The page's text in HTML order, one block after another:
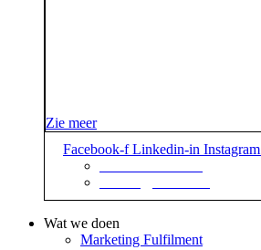
Zie meer
Facebook-f Linkedin-in Instagram
Wat we doen
Marketing Fulfilment